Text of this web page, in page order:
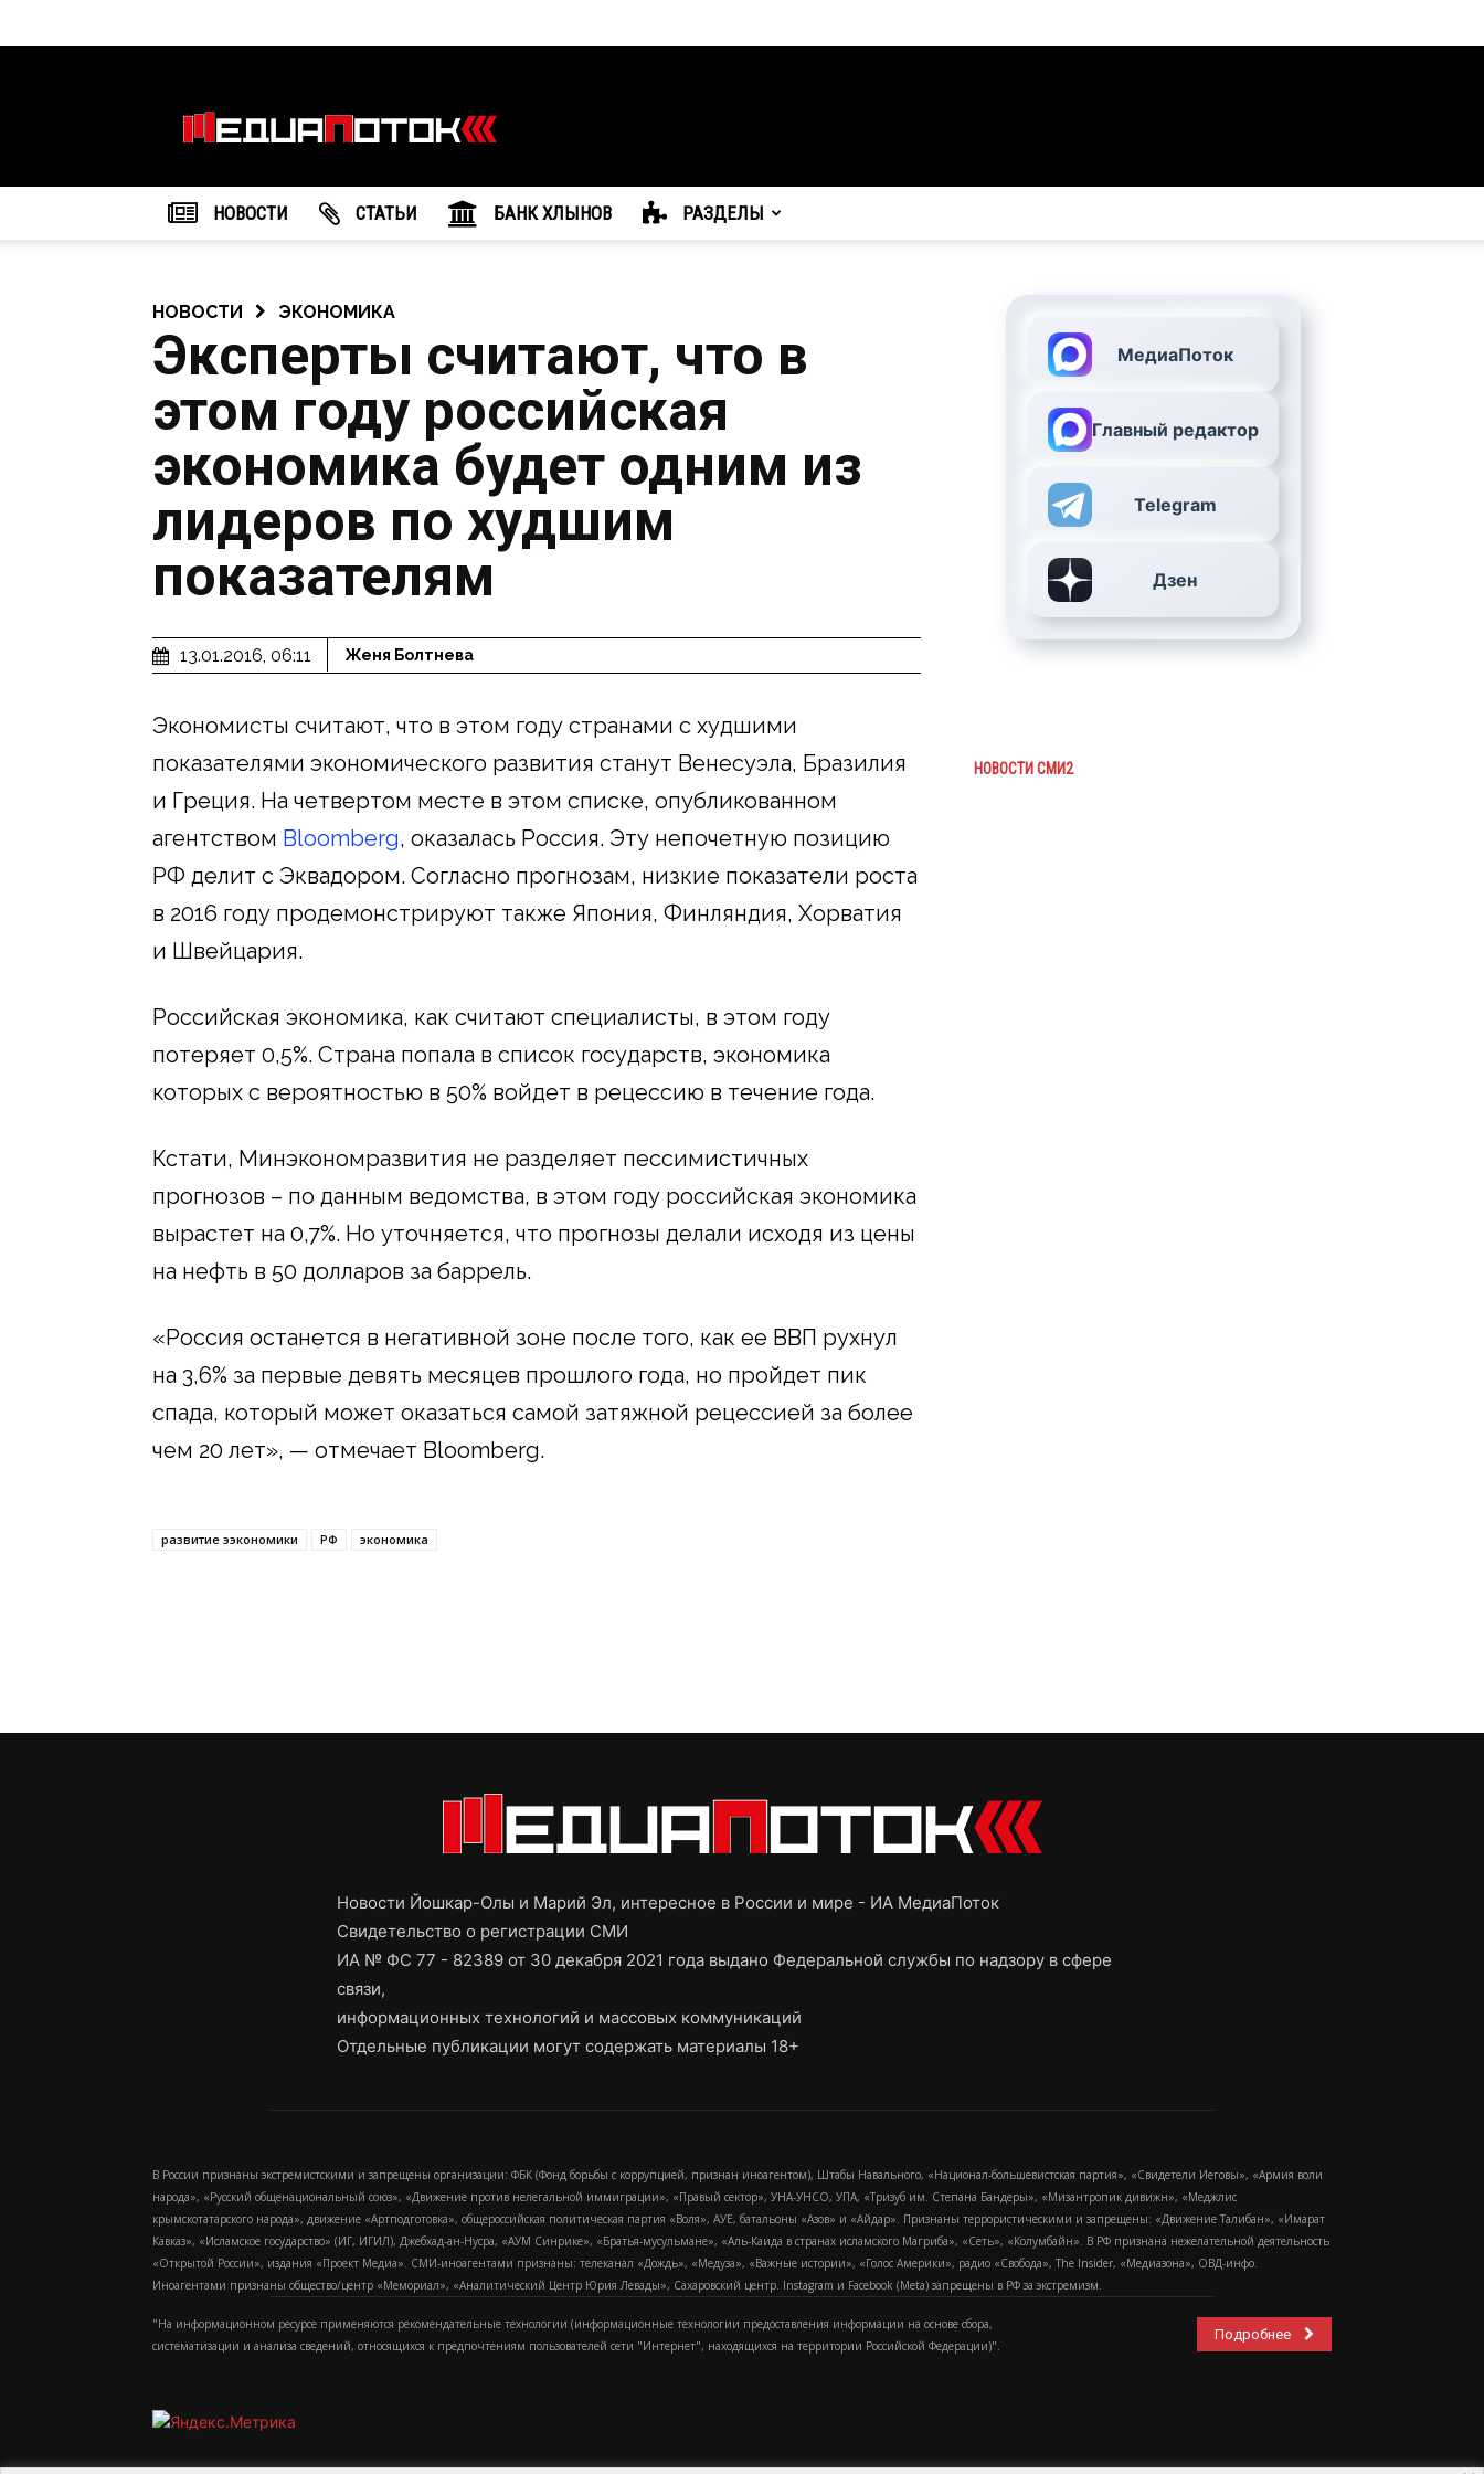
агентство
"МедиаПоток"
НОВОСТИ CТАТЬИ БАНК ХЛЫНОВ РАЗДЕЛЫ
НОВОСТИ ЭКОНОМИКА
Эксперты считают, что в
этом году российская
экономика будет одним из
лидеров по худшим
показателям
13.01.2016, 06:11 Женя Болтнева
Экономисты считают, что в этом году странами с худшими
показателями экономического развития станут Венесуэла, Бразилия
и Греция. На четвертом месте в этом списке, опубликованном
агентством Bloomberg, оказалась Россия. Эту непочетную позицию
РФ делит с Эквадором. Согласно прогнозам, низкие показатели роста
в 2016 году продемонстрируют также Япония, Финляндия, Хорватия
и Швейцария.
Российская экономика, как считают специалисты, в этом году
потеряет 0,5%. Страна попала в список государств, экономика
которых с вероятностью в 50% войдет в рецессию в течение года.
Кстати, Минэкономразвития не разделяет пессимистичных
прогнозов – по данным ведомства, в этом году российская экономика
вырастет на 0,7%. Но уточняется, что прогнозы делали исходя из цены
на нефть в 50 долларов за баррель.
«Россия останется в негативной зоне после того, как ее ВВП рухнул
на 3,6% за первые девять месяцев прошлого года, но пройдет пик
спада, который может оказаться самой затяжной рецессией за более
чем 20 лет», — отмечает Bloomberg.
развитие ээкономики РФ экономика
МедиаПоток
Главный редактор
Telegram
Дзен
НОВОСТИ СМИ2
Новости Йошкар-Олы и Марий Эл, интересное в России и мире - ИА МедиаПоток
Свидетельство о регистрации СМИ
ИА № ФС 77 - 82389 от 30 декабря 2021 года выдано Федеральной службы по надзору в сфере
связи,
информационных технологий и массовых коммуникаций
Отдельные публикации могут содержать материалы 18+
В России признаны экстремистскими и запрещены организации: ФБК (Фонд борьбы с коррупцией, признан иноагентом), Штабы Навального, «Национал-большевистская партия», «Свидетели Иеговы», «Армия воли
народа», «Русский общенациональный союз», «Движение против нелегальной иммиграции», «Правый сектор», УНА-УНСО, УПА, «Тризуб им. Степана Бандеры», «Мизантропик дивижн», «Меджлис
крымскотатарского народа», движение «Артподготовка», общероссийская политическая партия «Воля», АУЕ, батальоны «Азов» и «Айдар». Признаны террористическими и запрещены: «Движение Талибан», «Имарат
Кавказ», «Исламское государство» (ИГ, ИГИЛ), Джебхад-ан-Нусра, «АУМ Синрике», «Братья-мусульмане», «Аль-Каида в странах исламского Магриба», «Сеть», «Колумбайн». В РФ признана нежелательной деятельность
«Открытой России», издания «Проект Медиа». СМИ-иноагентами признаны: телеканал «Дождь», «Медуза», «Важные истории», «Голос Америки», радио «Свобода», The Insider, «Медиазона», ОВД-инфо.
Иноагентами признаны общество/центр «Мемориал», «Аналитический Центр Юрия Левады», Сахаровский центр. Instagram и Facebook (Metа) запрещены в РФ за экстремизм.
"На информационном ресурсе применяются рекомендательные технологии (информационные технологии предоставления информации на основе сбора,
систематизации и анализа сведений, относящихся к предпочтениям пользователей сети "Интернет", находящихся на территории Российской Федерации)".
Подробнее